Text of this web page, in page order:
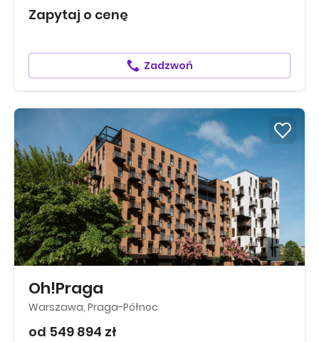
Zapytaj o cenę
Zadzwoń
Oh!Praga
Warszawa, Praga-Północ
od 549 894 zł